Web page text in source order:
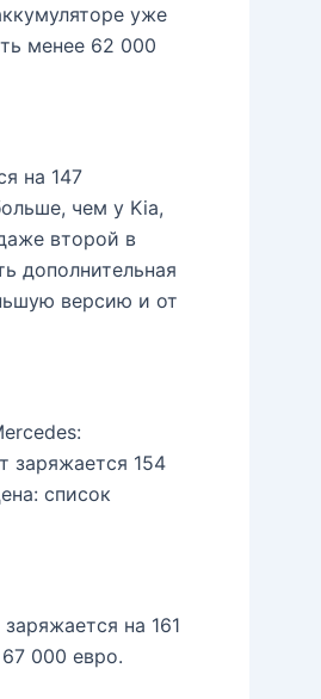
уже
менее 62 000
на 147
чем у Kia,
второй в
дополнительная
версию и от
заряжается 154
список
на 161
000 евро.